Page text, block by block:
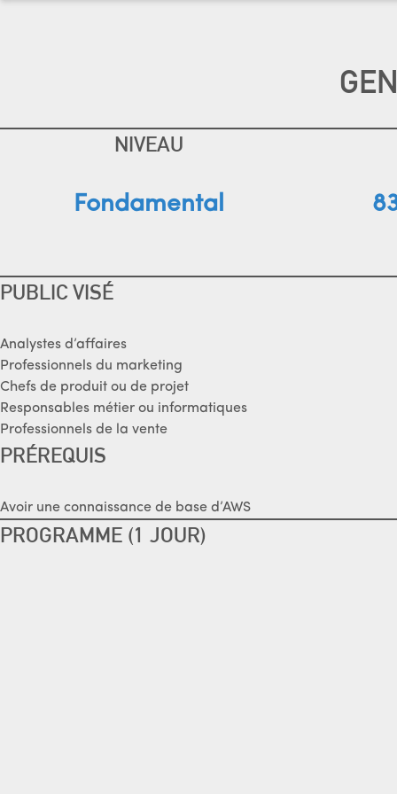
NIVEAU
Fondamental
PUBLIC VISÉ
Analystes d’affaires
Professionnels du marketing
Chefs de produit ou de projet
Responsables métier ou informatiques
Professionnels de la vente
PRÉREQUIS
Avoir une connaissance de base d’AWS
PROGRAMME (1 JOUR)